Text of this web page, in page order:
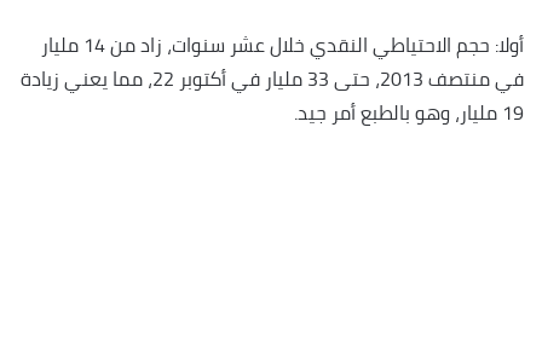
أولا: حجم الاحتياطي النقدي خلال عشر سنوات، زاد من 14 مليار
في منتصف 2013، حتى 33 مليار في أكتوبر 22، مما يعني زيادة
19 مليار، وهو بالطبع أمر جيد.